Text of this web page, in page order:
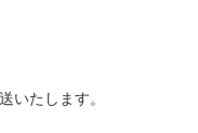
いたします。